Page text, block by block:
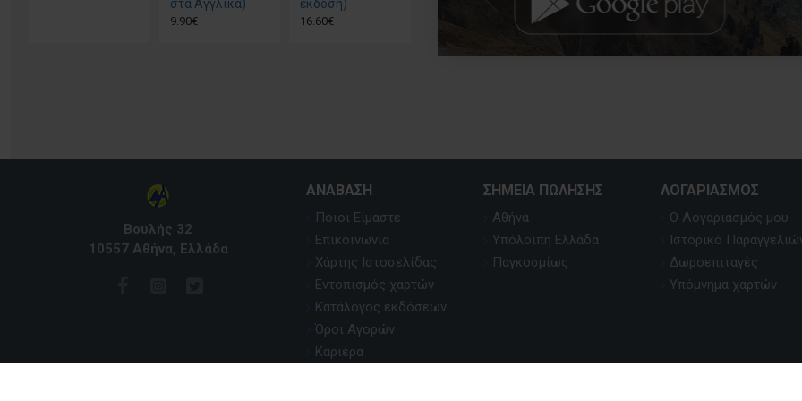
στα Αγγλικά)
9.90€
έκδοση)
16.60€
Βουλής 32
10557 Αθήνα, Ελλάδα
ΑΝΆΒΑΣΗ
Ποιοι Είμαστε
Επικοινωνία
Χάρτης Ιστοσελίδας
Εντοπισμός χαρτών
Κατάλογος εκδόσεων
Όροι Αγορών
Καριέρα
ΣΗΜΕΊΑ ΠΏΛΗΣΗΣ
Αθήνα
Υπόλοιπη Ελλάδα
Παγκοσμίως
ΛΟΓΑΡΙΑΣΜΌΣ
Ο Λογαριασμός μου
Ιστορικό
Δωροεπιταγές
Υπόμνημα χαρτών